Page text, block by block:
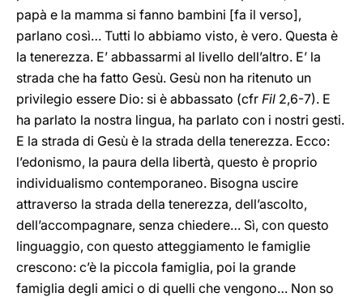
papà e la mamma si fanno bambini [fa il verso],
parlano così… Tutti lo abbiamo visto, è vero. Questa è
la tenerezza. E’ abbassarmi al livello dell’altro. E’ la
strada che ha fatto Gesù. Gesù non ha ritenuto un
privilegio essere Dio: si è abbassato (cfr Fil 2,6-7). E
ha parlato la nostra lingua, ha parlato con i nostri gesti.
E la strada di Gesù è la strada della tenerezza. Ecco:
l’edonismo, la paura della libertà, questo è proprio
individualismo contemporaneo. Bisogna uscire
attraverso la strada della tenerezza, dell’ascolto,
dell’accompagnare, senza chiedere… Sì, con questo
linguaggio, con questo atteggiamento le famiglie
crescono: c’è la piccola famiglia, poi la grande
famiglia degli amici o di quelli che vengono… Non so